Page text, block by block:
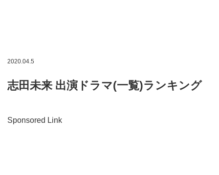
2020.04.5
志田未来 出演ドラマ(一覧)ランキング
Sponsored Link